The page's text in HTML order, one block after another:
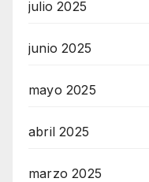
julio 2025
junio 2025
mayo 2025
abril 2025
marzo 2025